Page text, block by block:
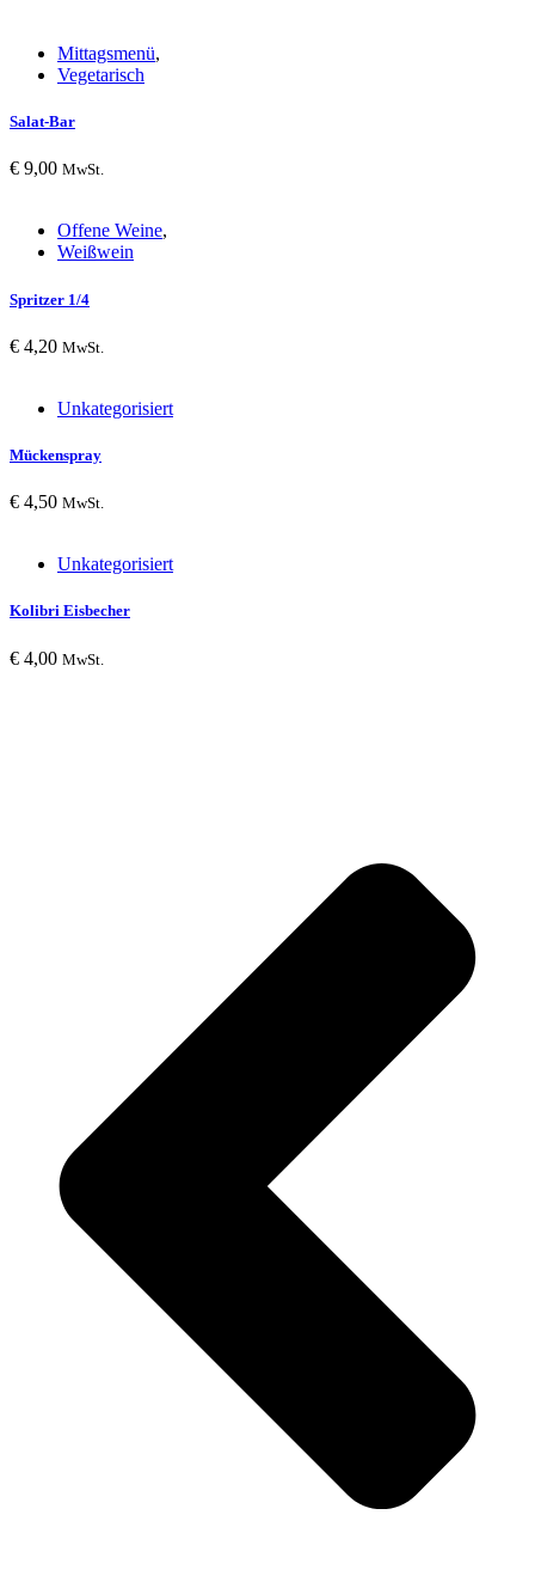
Mittagsmenü,
Vegetarisch
Salat-Bar
€ 9,00 MwSt.
Offene Weine,
Weißwein
Spritzer 1/4
€ 4,20 MwSt.
Unkategorisiert
Mückenspray
€ 4,50 MwSt.
Unkategorisiert
Kolibri Eisbecher
€ 4,00 MwSt.